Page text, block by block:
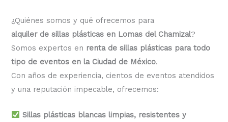
¿Quiénes somos y qué ofrecemos para
alquiler de sillas plásticas en Lomas del Chamizal?
Somos expertos en renta de sillas plásticas para todo
tipo de eventos en la Ciudad de México.
Con años de experiencia, cientos de eventos atendidos
y una reputación impecable, ofrecemos:
Sillas plásticas blancas limpias, resistentes y